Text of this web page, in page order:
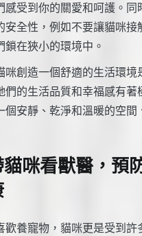
感受到你的關愛和呵護。同
安全性，例如不要讓貓咪接
鎖在狹小的環境中。
咪創造一個舒適的生活環境
們的生活品質和幸福感有著
個安靜、乾淨和溫暖的空間
咪看獸醫，預
歡養寵物，貓咪更是受到許